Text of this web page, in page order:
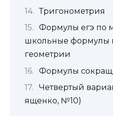
Тригонометрия
Формулы егэ по
школьные формулы
геометрии
Формулы
Четвертый
ященко, №10)